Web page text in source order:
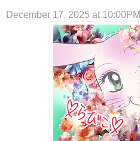
December 17, 2025 at 10:00PM